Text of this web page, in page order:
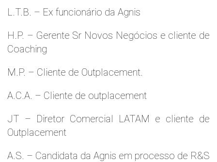
L.T.B. – Ex funcionário da Agnis
H.P. – Gerente Sr Novos Negócios e cliente de
Coaching
M.P. – Cliente de Outplacement.
A.C.A. – Cliente de outplacement
JT – Diretor Comercial LATAM e cliente de
Outplacement
A.S. – Candidata da Agnis em processo de R&S